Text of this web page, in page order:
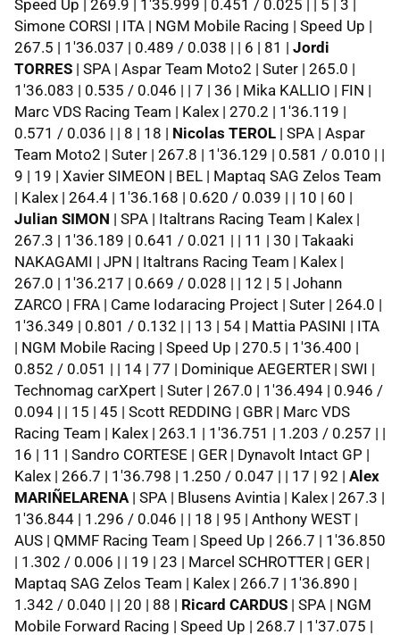
Speed Up | 269.9 | 1'35.999 | 0.451 / 0.025 | | 5 | 3 |
Simone CORSI | ITA | NGM Mobile Racing | Speed Up |
267.5 | 1'36.037 | 0.489 / 0.038 | | 6 | 81 | Jordi
TORRES | SPA | Aspar Team Moto2 | Suter | 265.0 |
1'36.083 | 0.535 / 0.046 | | 7 | 36 | Mika KALLIO | FIN |
Marc VDS Racing Team | Kalex | 270.2 | 1'36.119 |
0.571 / 0.036 | | 8 | 18 | Nicolas TEROL | SPA | Aspar
Team Moto2 | Suter | 267.8 | 1'36.129 | 0.581 / 0.010 | |
9 | 19 | Xavier SIMEON | BEL | Maptaq SAG Zelos Team
| Kalex | 264.4 | 1'36.168 | 0.620 / 0.039 | | 10 | 60 |
Julian SIMON | SPA | Italtrans Racing Team | Kalex |
267.3 | 1'36.189 | 0.641 / 0.021 | | 11 | 30 | Takaaki
NAKAGAMI | JPN | Italtrans Racing Team | Kalex |
267.0 | 1'36.217 | 0.669 / 0.028 | | 12 | 5 | Johann
ZARCO | FRA | Came Iodaracing Project | Suter | 264.0 |
1'36.349 | 0.801 / 0.132 | | 13 | 54 | Mattia PASINI | ITA
| NGM Mobile Racing | Speed Up | 270.5 | 1'36.400 |
0.852 / 0.051 | | 14 | 77 | Dominique AEGERTER | SWI |
Technomag carXpert | Suter | 267.0 | 1'36.494 | 0.946 /
0.094 | | 15 | 45 | Scott REDDING | GBR | Marc VDS
Racing Team | Kalex | 263.1 | 1'36.751 | 1.203 / 0.257 | |
16 | 11 | Sandro CORTESE | GER | Dynavolt Intact GP |
Kalex | 266.7 | 1'36.798 | 1.250 / 0.047 | | 17 | 92 | Alex
MARIÑELARENA | SPA | Blusens Avintia | Kalex | 267.3 |
1'36.844 | 1.296 / 0.046 | | 18 | 95 | Anthony WEST |
AUS | QMMF Racing Team | Speed Up | 266.7 | 1'36.850
| 1.302 / 0.006 | | 19 | 23 | Marcel SCHROTTER | GER |
Maptaq SAG Zelos Team | Kalex | 266.7 | 1'36.890 |
1.342 / 0.040 | | 20 | 88 | Ricard CARDUS | SPA | NGM
Mobile Forward Racing | Speed Up | 268.7 | 1'37.075 |